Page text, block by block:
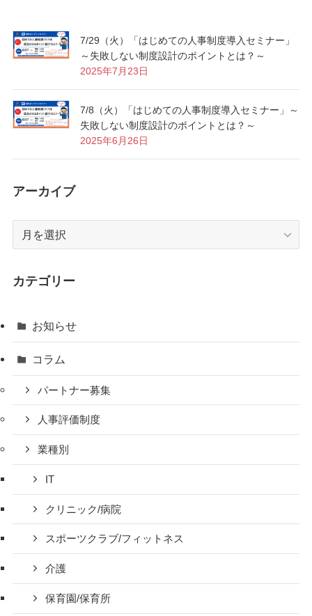
7/29（火）「はじめての人事制度導入セミナー」
～失敗しない制度設計のポイントとは？～
2025年7月23日
7/8（火）「はじめての人事制度導入セミナー」～
失敗しない制度設計のポイントとは？～
2025年6月26日
アーカイブ
イ
カテゴリー
お知らせ
コラム
パートナー募集
人事評価制度
業種別
IT
クリニック/病院
スポーツクラブ/フィットネス
介護
保育園/保育所